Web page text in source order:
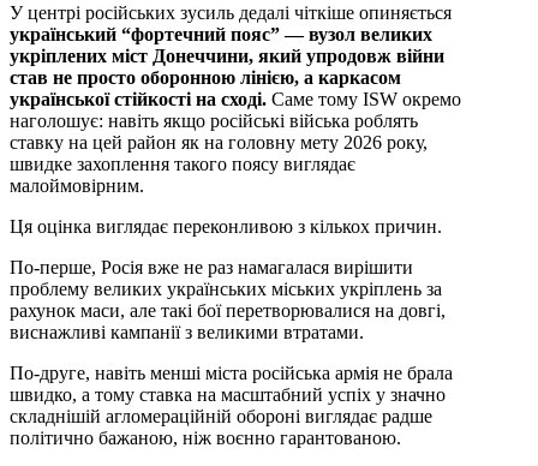
У центрі російських зусиль дедалі чіткіше опиняється
український “фортечний пояс” — вузол великих
укріплених міст Донеччини, який упродовж війни
став не просто оборонною лінією, а каркасом
української стійкості на сході. Саме тому ISW окремо
наголошує: навіть якщо російські війська роблять
ставку на цей район як на головну мету 2026 року,
швидке захоплення такого поясу виглядає
малоймовірним.
Ця оцінка виглядає переконливою з кількох причин.
По-перше, Росія вже не раз намагалася вирішити
проблему великих українських міських укріплень за
рахунок маси, але такі бої перетворювалися на довгі,
виснажливі кампанії з великими втратами.
По-друге, навіть менші міста російська армія не брала
швидко, а тому ставка на масштабний успіх у значно
складнішій агломераційній обороні виглядає радше
політично бажаною, ніж воєнно гарантованою.